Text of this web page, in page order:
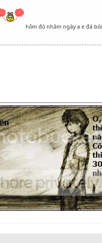
hôm đó nhằm ngày a e đá